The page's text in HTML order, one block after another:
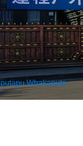
Whakaputa